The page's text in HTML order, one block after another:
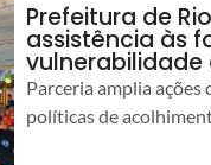
Prefeitura de
assistência às
vulnerabilidade
Parceria amplia ações
políticas de